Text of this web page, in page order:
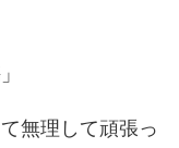
無理して頑張っ